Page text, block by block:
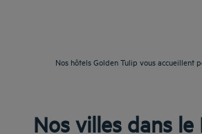
Nos hôtels Golden Tulip vous accueillent
Nos villes dans le